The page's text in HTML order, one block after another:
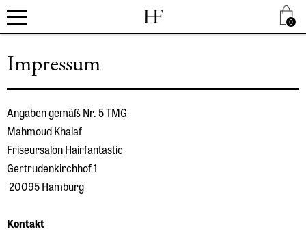
.
.
.
0
Impressum
Angaben gemäß Nr. 5 TMG
Mahmoud Khalaf
Friseursalon Hairfantastic
Gertrudenkirchhof 1
20095 Hamburg
Kontakt